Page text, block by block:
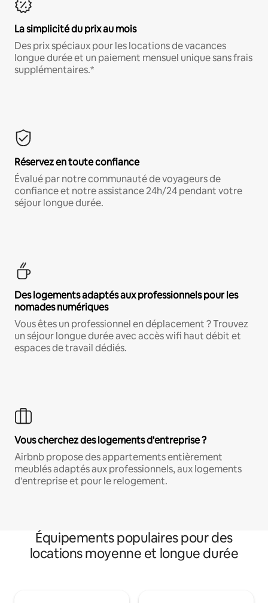
La simplicité du prix au mois
Des prix spéciaux pour les locations de vacances
longue durée et un paiement mensuel unique sans frais
supplémentaires.*
Réservez en toute confiance
Évalué par notre communauté de voyageurs de
confiance et notre assistance 24h/24 pendant votre
séjour longue durée.
Des logements adaptés aux professionnels pour les
nomades numériques
Vous êtes un professionnel en déplacement ? Trouvez
un séjour longue durée avec accès wifi haut débit et
espaces de travail dédiés.
Vous cherchez des logements d'entreprise ?
Airbnb propose des appartements entièrement
meublés adaptés aux professionnels, aux logements
d'entreprise et pour le relogement.
Équipements populaires pour des
locations moyenne et longue durée